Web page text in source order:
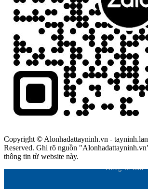
Copyright © Alonhadattayninh.vn -
Reserved. Ghi rõ nguồn
thông tin từ website này.
Đăng là bán